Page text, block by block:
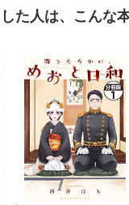
経済 2026/1/24号
)
を表示する
経済 2026/1/10・1/17合併
た人は、こんな